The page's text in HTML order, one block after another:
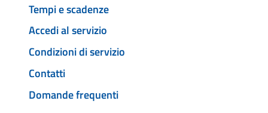
Tempi e scadenze
Accedi al servizio
Condizioni di servizio
Contatti
Domande frequenti